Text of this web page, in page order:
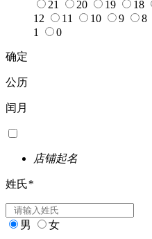
21
20 19 18
12
11 10 9 8
1
0
确定
公历
闰月
店铺起名
姓氏*
男 女